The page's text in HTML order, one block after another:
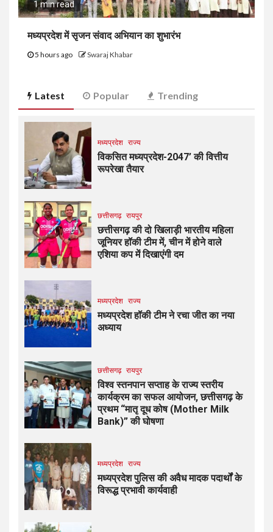
1 min read
मध्यप्रदेश में सृजन संवाद अभियान का शुभारंभ
5 hours ago Swaraj Khabar
Latest Popular Trending
मध्यप्रदेश राज्य
विकसित मध्यप्रदेश-2047’ की वित्तीय
रूपरेखा तैयार
छत्तीसगढ़ रायपुर
छत्तीसगढ़ की दो खिलाड़ी भारतीय महिला
जूनियर हॉकी टीम में, चीन में होने वाले
एशिया कप में दिखाएंगी दम
मध्यप्रदेश राज्य
मध्यप्रदेश हॉकी टीम ने रचा जीत का नया
अध्याय
छत्तीसगढ़ रायपुर
विश्व स्तनपान सप्ताह के राज्य स्तरीय
कार्यक्रम का सफल आयोजन, छत्तीसगढ़ के
प्रथम “मातृ दूध कोष (Mother Milk
Bank)” की घोषणा
मध्यप्रदेश राज्य
मध्यप्रदेश पुलिस की अवैध मादक पदार्थों के
विरूद्ध प्रभावी कार्यवाही